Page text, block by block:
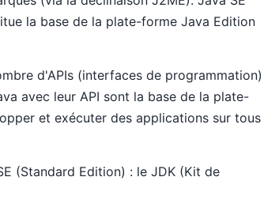
la base de la plate-forme Java Edition
d'APIs (interfaces de programmation)
avec leur API sont la base de la plate-
et exécuter des applications sur tous
(Standard Edition) : le JDK (Kit de